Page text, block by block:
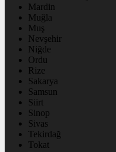
Mardin
Muğla
Muş
Nevşehir
Niğde
Ordu
Rize
Sakarya
Samsun
Siirt
Sinop
Sivas
Tekirdağ
Tokat